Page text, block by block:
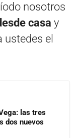
nosotros
casa y
ustedes el
las tres
dos nuevos